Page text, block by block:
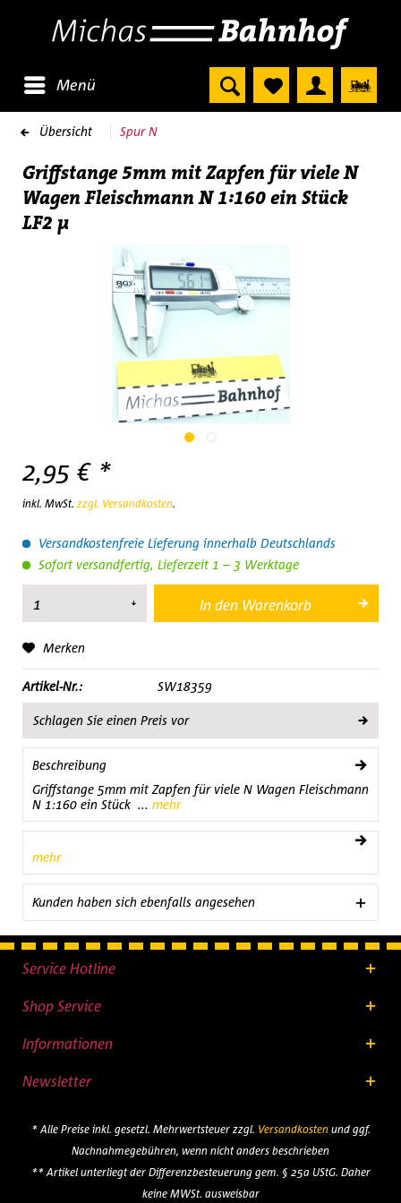
Menü
Übersicht Spur N
Griffstange 5mm mit Zapfen für viele N
Wagen Fleischmann N 1:160 ein Stück
LF2 µ
2,95 € *
inkl. MwSt. zzgl. Versandkosten.
Versandkostenfreie Lieferung innerhalb Deutschlands
Sofort versandfertig, Lieferzeit 1 – 3 Werktage
In den Warenkorb
Merken
Artikel-Nr.: SW18359
Schlagen Sie einen Preis vor
Beschreibung
Griffstange 5mm mit Zapfen für viele N Wagen Fleischmann
N 1:160 ein Stück ... mehr
mehr
Kunden haben sich ebenfalls angesehen
Service Hotline
Shop Service
Informationen
Newsletter
* Alle Preise inkl. gesetzl. Mehrwertsteuer zzgl. Versandkostenund ggf.
Nachnahmegebühren, wenn nicht anders beschrieben
** Artikel unterliegt der Differenzbesteuerung gem. § 25a UStG. Daher
keine MWSt. ausweisbar